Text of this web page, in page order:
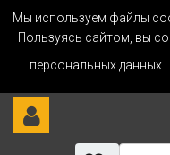
Мы используем файлы
Пользуясь сайтом, вы
персональных данных.